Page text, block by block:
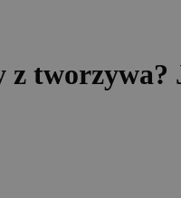
z tworzywa?